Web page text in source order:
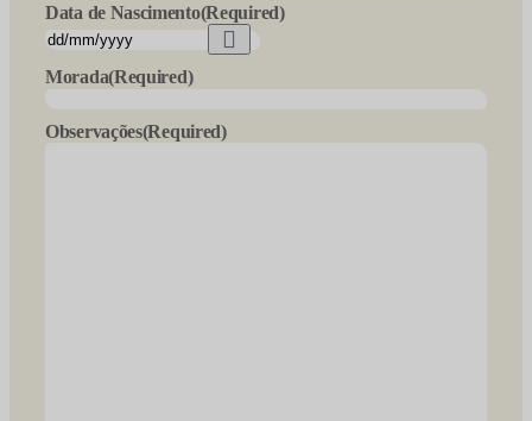
Data de Nascimento(Required)
Morada(Required)
Observações(Required)